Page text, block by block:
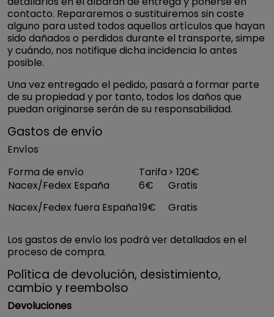
contacto. Repararemos o sustituiremos sin coste
alguno para usted todos aquellos artículos que hayan
sido dañados o perdidos durante el transporte, simpe
y cuándo, nos notifique dicha incidencia lo antes
posible.
Una vez entregado el pedido, pasará a formar parte
de su propiedad y por tanto, todos los daños que
puedan originarse serán de su responsabilidad.
Gastos de envío
Envíos
Forma de envío
Tarifa > 120€
Nacex/Fedex España
Nacex/Fedex fuera España
6€
19€
Gratis
Gratis
Los gastos de envío los podrá ver detallados en el
proceso de compra.
Política de devolución, desistimiento,
cambio y reembolso
Devoluciones